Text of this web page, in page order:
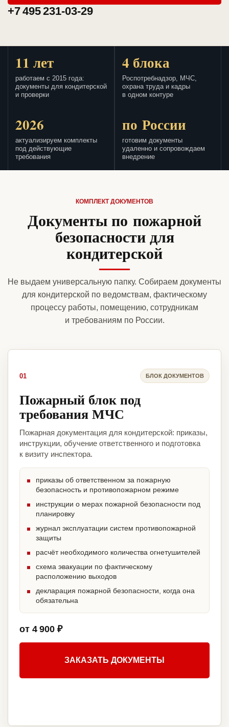
+7 495 231-03-29
11 лет
работаем с 2015 года:
документы для кондитерской
и проверки
4 блока
Роспотребнадзор, МЧС,
охрана труда и кадры
в одном контуре
2026
актуализируем комплекты
под действующие
требования
по России
готовим документы
удаленно и сопровождаем
внедрение
КОМПЛЕКТ ДОКУМЕНТОВ
Документы по пожарной
безопасности для
кондитерской
Не выдаем универсальную папку. Собираем документы
для кондитерской по ведомствам, фактическому
процессу работы, помещению, сотрудникам
и требованиям по России.
01 БЛОК ДОКУМЕНТОВ
Пожарный блок под
требования МЧС
Пожарная документация для кондитерской: приказы,
инструкции, обучение ответственного и подготовка
к визиту инспектора.
приказы об ответственном за пожарную
безопасность и противопожарном режиме
инструкции о мерах пожарной безопасности под
планировку
журнал эксплуатации систем противопожарной
защиты
расчёт необходимого количества огнетушителей
схема эвакуации по фактическому
расположению выходов
декларация пожарной безопасности, когда она
обязательна
от 4 900 ₽
ЗАКАЗАТЬ ДОКУМЕНТЫ